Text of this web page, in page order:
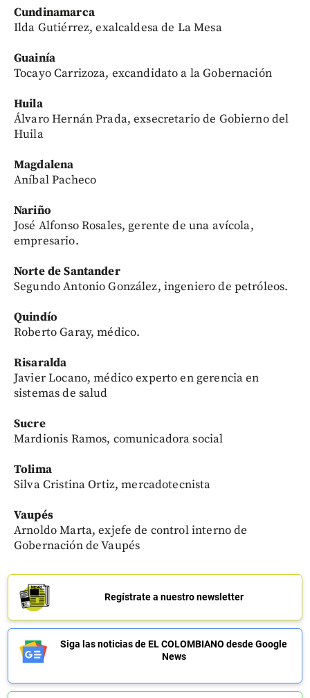
Cundinamarca
Ilda Gutiérrez, exalcaldesa de La Mesa
Guainía
Tocayo Carrizoza, excandidato a la Gobernación
Huila
Álvaro Hernán Prada, exsecretario de Gobierno del
Huila
Magdalena
Aníbal Pacheco
Nariño
José Alfonso Rosales, gerente de una avícola,
empresario.
Norte de Santander
Segundo Antonio González, ingeniero de petróleos.
Quindío
Roberto Garay, médico.
Risaralda
Javier Locano, médico experto en gerencia en
sistemas de salud
Sucre
Mardionis Ramos, comunicadora social
Tolima
Silva Cristina Ortiz, mercadotecnista
Vaupés
Arnoldo Marta, exjefe de control interno de
Gobernación de Vaupés
Regístrate a nuestro newsletter
Siga las noticias de EL COLOMBIANO desde Google
News